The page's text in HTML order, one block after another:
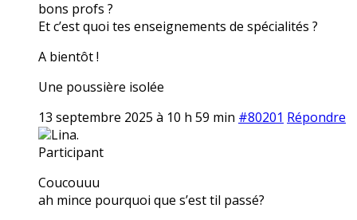
bons profs ?
Et c’est quoi tes enseignements de spécialités ?
A bientôt !
Une poussière isolée
13 septembre 2025 à 10 h 59 min #80201 Répondre
Lina.
Participant
Coucouuu
ah mince pourquoi que s’est til passé?